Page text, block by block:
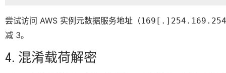
尝试访问 AWS 实例元数据服务地址（169[.]254.169.254
减 3。
4. 混淆载荷解密